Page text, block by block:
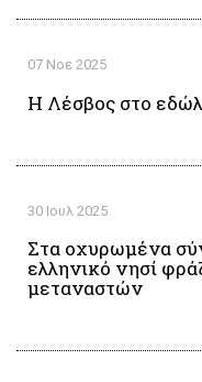
07 Νοε 2025
Η Λέσβος στο
30 Ιουλ 2025
Στα οχυρωμένα
ελληνικό νησί
μεταναστών